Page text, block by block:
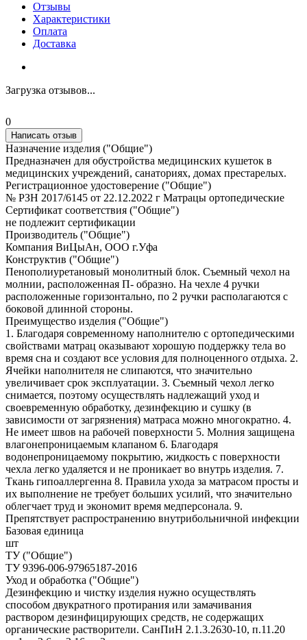
Отзывы
Характеристики
Оплата
Доставка
Загрузка отзывов...
0
Написать отзыв
Назначение изделия ("Общие")
Предназначен для обустройства медицинских кушеток в
медицинских учреждений, санаториях, домах престарелых.
Регистрационное удостоверение ("Общие")
№ РЗН 2017/6145 от 22.12.2022 г Матрацы ортопедические
Сертификат соответствия ("Общие")
не подлежит сертификации
Производитель ("Общие")
Компания ВиЦыАн, ООО г.Уфа
Конструктив ("Общие")
Пенополиуретановый монолитный блок. Съемный чехол на
молнии, расположенная П- образно. На чехле 4 ручки
расположенные горизонтально, по 2 ручки располагаются с
боковой длинной стороны.
Преимущество изделия ("Общие")
1. Благодаря современному наполнителю с ортопедическими
свойствами матрац оказывают хорошую поддержку тела во
время сна и создают все условия для полноценного отдыха. 2.
Ячейки наполнителя не слипаются, что значительно
увеличивает срок эксплуатации. 3. Съемный чехол легко
снимается, поэтому осуществлять надлежащий уход и
своевременную обработку, дезинфекцию и сушку (в
зависимости от загрязнения) матраса можно многократно. 4.
Не имеет швов на рабочей поверхности 5. Молния защищена
влагонепроницаемым клапаном 6. Благодаря
водонепроницаемому покрытию, жидкость с поверхности
чехла легко удаляется и не проникает во внутрь изделия. 7.
Ткань гипоаллергенна 8. Правила ухода за матрасом просты и
их выполнение не требует больших усилий, что значительно
облегчает труд и экономит время медперсонала. 9.
Препятствует распространению внутрибольничной инфекции
Базовая единица
шт
ТУ ("Общие")
ТУ 9396-006-97965187-2016
Уход и обработка ("Общие")
Дезинфекцию и чистку изделия нужно осуществлять
способом двукратного протирания или замачивания
раствором дезинфицирующих средств, не содержащих
органические растворители. СанПиН 2.1.3.2630-10, п.11.20